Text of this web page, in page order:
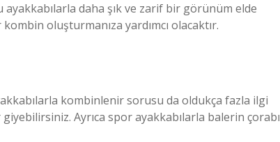
daha şık ve zarif bir görünüm elde
oluşturmanıza yardımcı olacaktır.
kombinlenir sorusu da oldukça fazla ilgi
Ayrıca spor ayakkabılarla balerin çorabı